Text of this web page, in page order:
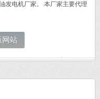
发电机厂家。 本厂家主要代理
网站